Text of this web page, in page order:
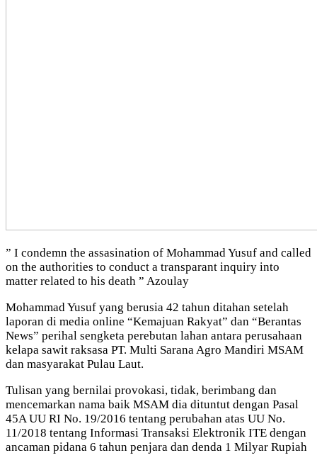
” I condemn the assasination of Mohammad Yusuf and called
on the authorities to conduct a transparant inquiry into
matter related to his death ” Azoulay
Mohammad Yusuf yang berusia 42 tahun ditahan setelah
laporan di media online “Kemajuan Rakyat” dan “Berantas
News” perihal sengketa perebutan lahan antara perusahaan
kelapa sawit raksasa PT. Multi Sarana Agro Mandiri MSAM
dan masyarakat Pulau Laut.
Tulisan yang bernilai provokasi, tidak, berimbang dan
mencemarkan nama baik MSAM dia dituntut dengan Pasal
45A UU RI No. 19/2016 tentang perubahan atas UU No.
11/2018 tentang Informasi Transaksi Elektronik ITE dengan
ancaman pidana 6 tahun penjara dan denda 1 Milyar Rupiah